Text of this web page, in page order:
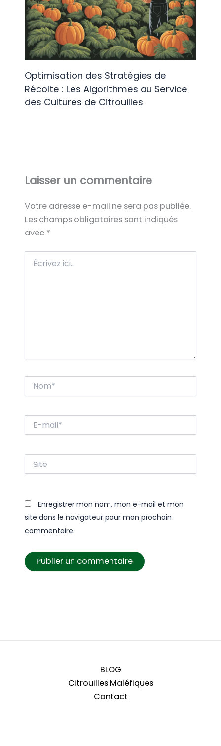
Optimisation des Stratégies de
Récolte : Les Algorithmes au Service
des Cultures de Citrouilles
Laisser un commentaire
Votre adresse e-mail ne sera pas publiée.
Les champs obligatoires sont indiqués
avec *
ici…
mail*
Enregistrer mon nom, mon e-mail et mon
site dans le navigateur pour mon prochain
commentaire.
BLOG
Citrouilles Maléfiques
Contact